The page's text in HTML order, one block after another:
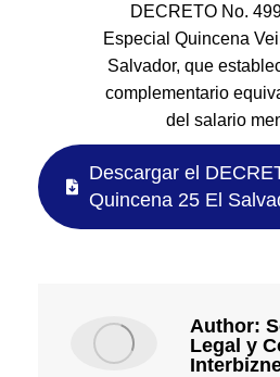
DECRETO No.
Especial Quincena
Salvador, que
complementario
del salario
Descargar el
Quincena 25 El
Author:
Legal y